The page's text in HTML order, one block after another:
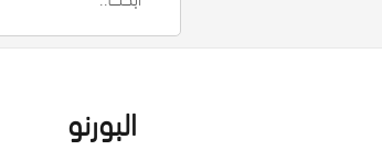
البورنو